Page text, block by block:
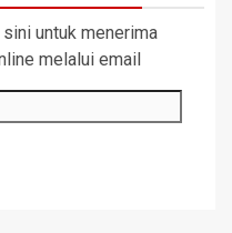
untuk menerima
melalui email